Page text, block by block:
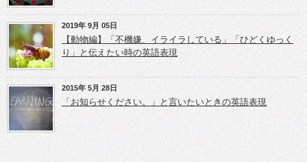
2019年 9月 05日
【動物編】「不機嫌、イライラしている」「ひどくゆっく
り」と伝えたい時の英語表現
2015年 5月 28日
「お知らせください。」と言いたいときの英語表現